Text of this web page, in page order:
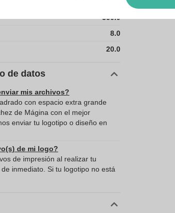
350.0
8.0
20.0
de datos
mis archivos?
con espacio extra grande
de Mágina con el mejor
enviar tu logotipo o diseño en
de mi logo?
de impresión al realizar tu
inmediato. Si tu logotipo no está